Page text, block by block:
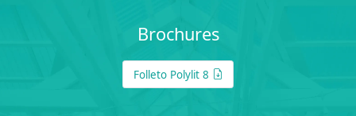
Brochures
Folleto Polylit 8